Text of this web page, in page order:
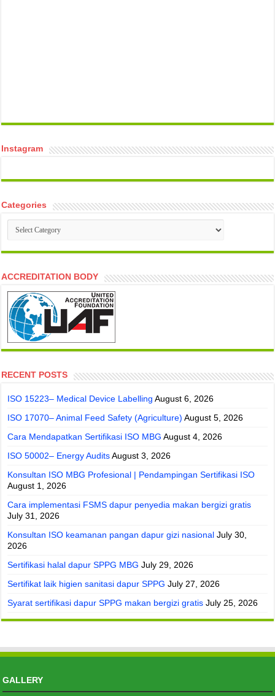
temp mail
Instagram
Categories
Categories
ACCREDITATION BODY
RECENT POSTS
ISO 15223– Medical Device Labelling August 6, 2026
ISO 17070– Animal Feed Safety (Agriculture) August 5, 2026
Cara Mendapatkan Sertifikasi ISO MBG August 4, 2026
ISO 50002– Energy Audits August 3, 2026
Konsultan ISO MBG Profesional | Pendampingan Sertifikasi ISO
August 1, 2026
Cara implementasi FSMS dapur penyedia makan bergizi gratis
July 31, 2026
Konsultan ISO keamanan pangan dapur gizi nasional July 30,
2026
Sertifikasi halal dapur SPPG MBG July 29, 2026
Sertifikat laik higien sanitasi dapur SPPG July 27, 2026
Syarat sertifikasi dapur SPPG makan bergizi gratis July 25, 2026
GALLERY